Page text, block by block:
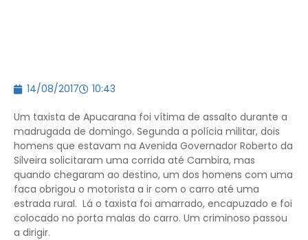
14/08/2017 10:43
Um taxista de Apucarana foi vítima de assalto durante a
madrugada de domingo. Segunda a polícia militar, dois
homens que estavam na Avenida Governador Roberto da
Silveira solicitaram uma corrida até Cambira, mas
quando chegaram ao destino, um dos homens com uma
faca obrigou o motorista a ir com o carro até uma
estrada rural. Lá o taxista foi amarrado, encapuzado e foi
colocado no porta malas do carro. Um criminoso passou
a dirigir.